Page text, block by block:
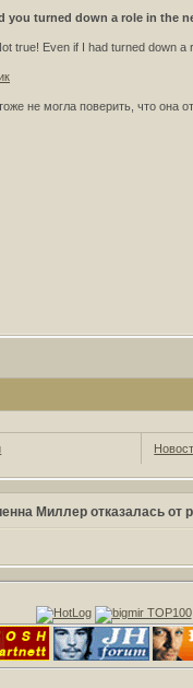
you turned down a role in the
true! Even if I had turned down
не могла поверить, что она
Миллер отказалась от